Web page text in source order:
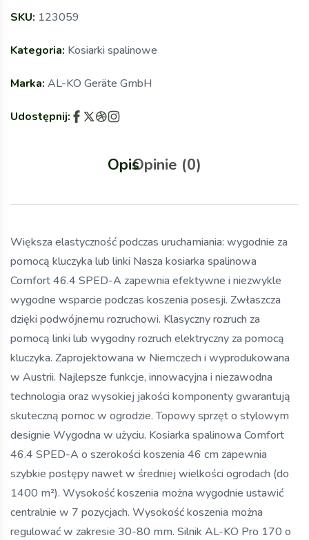
SKU: 123059
Kategoria: Kosiarki spalinowe
Marka: AL-KO Geräte GmbH
Udostępnij:
OpisOpinie (0)
Większa elastyczność podczas uruchamiania: wygodnie za
pomocą kluczyka lub linki Nasza kosiarka spalinowa
Comfort 46.4 SPED-A zapewnia efektywne i niezwykle
wygodne wsparcie podczas koszenia posesji. Zwłaszcza
dzięki podwójnemu rozruchowi. Klasyczny rozruch za
pomocą linki lub wygodny rozruch elektryczny za pomocą
kluczyka. Zaprojektowana w Niemczech i wyprodukowana
w Austrii. Najlepsze funkcje, innowacyjna i niezawodna
technologia oraz wysokiej jakości komponenty gwarantują
skuteczną pomoc w ogrodzie. Topowy sprzęt o stylowym
designie Wygodna w użyciu. Kosiarka spalinowa Comfort
46.4 SPED-A o szerokości koszenia 46 cm zapewnia
szybkie postępy nawet w średniej wielkości ogrodach (do
1400 m²). Wysokość koszenia można wygodnie ustawić
centralnie w 7 pozycjach. Wysokość koszenia można
regulować w zakresie 30-80 mm. Silnik AL-KO Pro 170 o